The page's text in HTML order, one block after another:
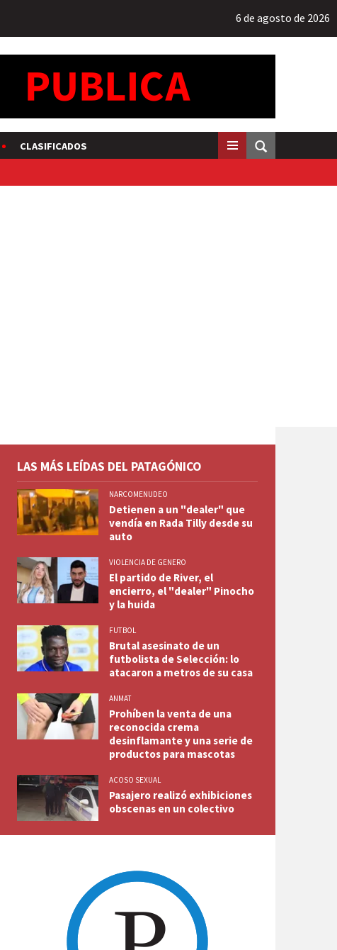
6 de agosto de 2026
CLASIFICADOS
LAS MÁS LEÍDAS DEL PATAGÓNICO
NARCOMENUDEO
Detienen a un "dealer" que
vendía en Rada Tilly desde su
auto
VIOLENCIA DE GENERO
El partido de River, el
encierro, el "dealer" Pinocho
y la huida
FUTBOL
Brutal asesinato de un
futbolista de Selección: lo
atacaron a metros de su casa
ANMAT
Prohíben la venta de una
reconocida crema
desinflamante y una serie de
productos para mascotas
ACOSO SEXUAL
Pasajero realizó exhibiciones
obscenas en un colectivo